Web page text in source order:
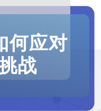
何应对
战